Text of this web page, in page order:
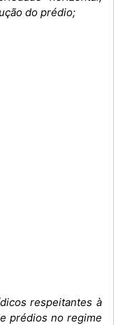
do prédio;
respeitantes à
prédios no regime